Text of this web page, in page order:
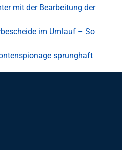
mit der Bearbeitung der
im Umlauf – So
sprunghaft